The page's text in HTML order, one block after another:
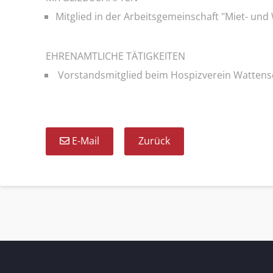
Mitglied in der Arbeitsgemeinschaft "Miet-
EHRENAMTLICHE TÄTIGKEITEN
Vorstandsmitglied beim Hospizverein
E-Mail Zurück